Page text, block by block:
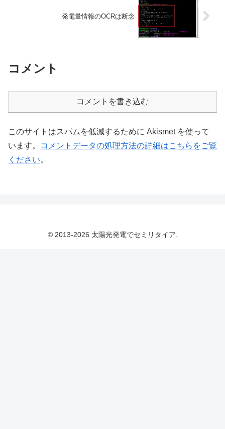
発電量情報のOCRは断念
コメント
コメントを書き込む
このサイトはスパムを低減するために Akismet を使って
います。
コメントデータの処理方法の詳細はこちらをご覧
ください。
© 2013-2026 太陽光発電でセミリタイア.